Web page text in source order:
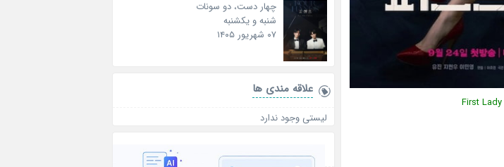
First Lady
چهار دست، دو سونات
شنبه و یکشنبه
۰۷ شهریور ۱۴۰۵
علاقه‌ مندی ها
لیستی وجود ندارد